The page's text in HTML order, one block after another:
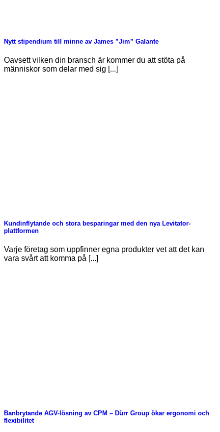
Nytt stipendium till minne av James ”Jim” Galante
Oavsett vilken din bransch är kommer du att stöta på
människor som delar med sig [...]
Kundinflytande och stora besparingar med den nya Levitator-
plattformen
Varje företag som uppfinner egna produkter vet att det kan
vara svårt att komma på [...]
Banbrytande AGV-lösning av CPM – Dürr Group ökar ergonomi och
flexibilitet